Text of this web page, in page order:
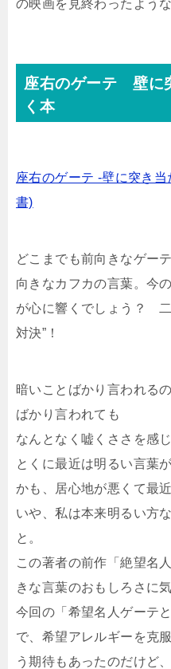
の映画を見終わったよう
座右のゲーテ 壁に
く本
座右のゲーテ -壁に突き
書)
どこまでも前向きなゲー
向きなカフカの言葉。今
が心に響くでしょう？
対決”！
暗いことばかり言われる
ばかり言われても
なんとなく嘘くささを感
とくに最近は明るい言葉
かも、居心地が悪くて最
いや、私は本来明るい方
と。
この著者の前作「絶望名
きな言葉のおもしろさに
今回の「希望名人ゲーテ
で、希望アレルギーを克
う期待もあったのだけど